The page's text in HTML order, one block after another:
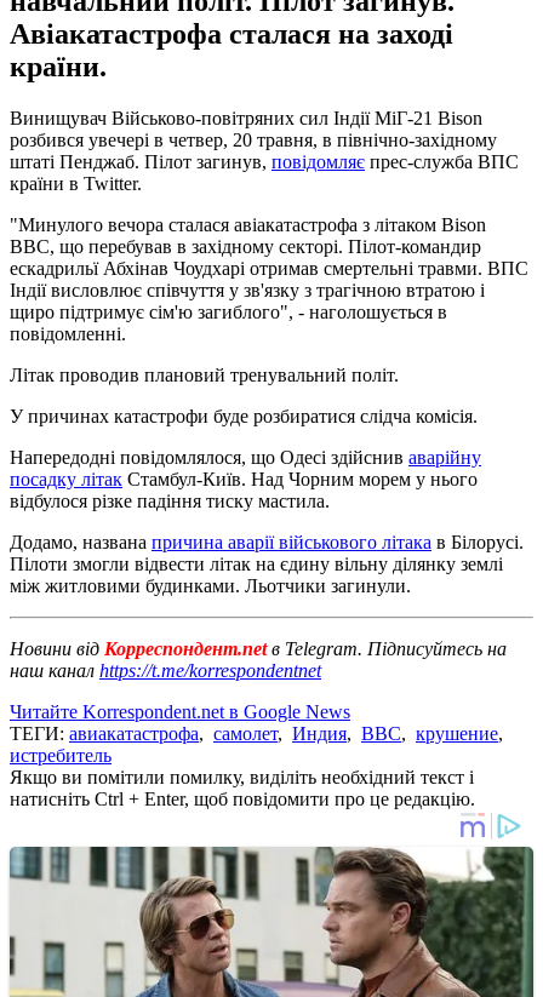
Авіакатастрофа сталася на заході
країни.
Винищувач Військово-повітряних сил Індії МіГ-21 Bison
розбився увечері в четвер, 20 травня, в північно-західному
штаті Пенджаб. Пілот загинув, повідомляє прес-служба ВПС
країни в Twitter.
"Минулого вечора сталася авіакатастрофа з літаком Bison
ВВС, що перебував в західному секторі. Пілот-командир
ескадрильї Абхінав Чоудхарі отримав смертельні травми. ВПС
Індії висловлює співчуття у зв'язку з трагічною втратою і
щиро підтримує сім'ю загиблого", - наголошується в
повідомленні.
Літак проводив плановий тренувальний політ.
У причинах катастрофи буде розбиратися слідча комісія.
Напередодні повідомлялося, що Одесі здійснив аварійну
посадку літак Стамбул-Київ. Над Чорним морем у нього
відбулося різке падіння тиску мастила.
Додамо, названа причина аварії військового літака в Білорусі.
Пілоти змогли відвести літак на єдину вільну ділянку землі
між житловими будинками. Льотчики загинули.
Новини від Корреспондент.netв Telegram. Підписуйтесь на
наш канал https://t.me/korrespondentnet
Читайте Korrespondent.net в Google News
ТЕГИ: авиакатастрофа, самолет, Индия, ВВС, крушение,
истребитель
Якщо ви помітили помилку, виділіть необхідний текст і
натисніть Ctrl + Enter, щоб повідомити про це редакцію.